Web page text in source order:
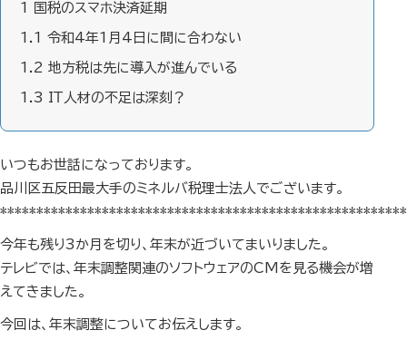
1 国税のスマホ決済延期
1.1 令和4年1月4日に間に合わない
1.2 地方税は先に導入が進んでいる
1.3 IＴ人材の不足は深刻？
いつもお世話になっております。
品川区五反田最大手のミネルバ税理士法人でございます。
今年も残り3か月を切り、年末が近づいてまいりました。
テレビでは、年末調整関連のソフトウェアのCMを見る機会が増
えてきました。
今回は、年末調整についてお伝えします。